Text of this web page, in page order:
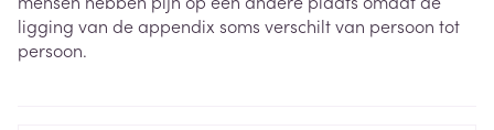
ligging van de appendix soms verschilt van persoon tot
persoon.